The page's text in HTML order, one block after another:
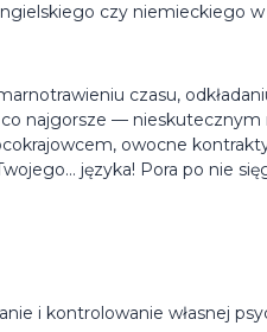
czy niemieckiego
czasu,
najgorsze —
owocne
języka! Pora po nie
i kontrolowanie własnej